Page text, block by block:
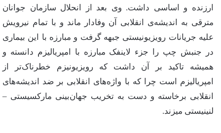
ارزنده و اساسی داشت. وی بعد از انحلال سازمان جوانان
مترقی به اندیشه‌ی انقلابی آن وفادار ماند و با تمام نیرویش
علیه جریانات رویزیونیستی جبهه گرفت و مبارزه با این بیماری
در جنبش چپ را جزء لاینفک مبارزه با امپریالیزم دانسته و
همیشه تاکید بر آن داشت که رویزیونیزم خطرناک‌تر از
امپریالیزم است چرا که با واژه‌های انقلابی بر ضد اندیشه‌های
انقلابی برخاسته و دست به تخریب جهان‌بینی مارکسیستی –
لنینیستی میزند.